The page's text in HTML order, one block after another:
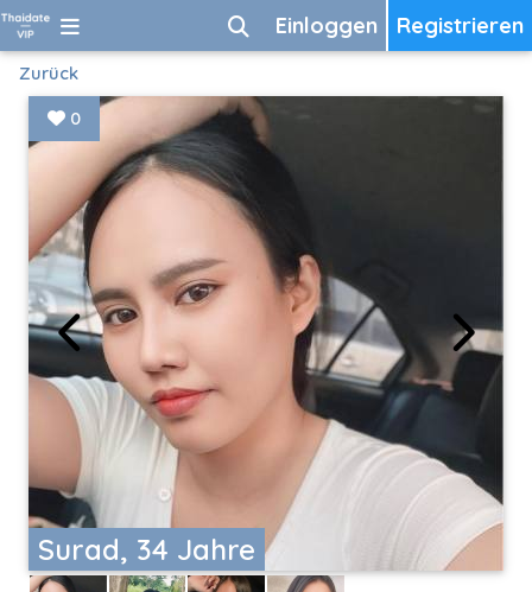
Registrieren
Einloggen
Zurück
Surad, 34 Jahre
0